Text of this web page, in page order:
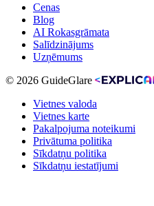
Cenas
Blog
AI Rokasgrāmata
Salīdzinājums
Uzņēmums
© 2026 GuideGlare
Vietnes valoda
Vietnes karte
Pakalpojuma noteikumi
Privātuma politika
Sīkdatņu politika
Sīkdatņu iestatījumi